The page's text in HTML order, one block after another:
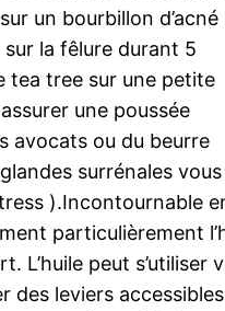
un bourbillon d’acné
la fêlure durant 5
tea tree sur une petite
une poussée
avocats ou du beurre
surrénales vous
).Incontournable
particulièrement
L’huile peut s’utiliser
des leviers accessibles